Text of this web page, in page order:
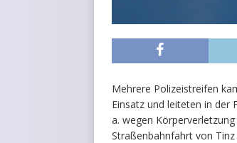
Mehrere Polizeistreifen
Einsatz und leiteten in der
a. wegen
Straßenbahnfahrt von